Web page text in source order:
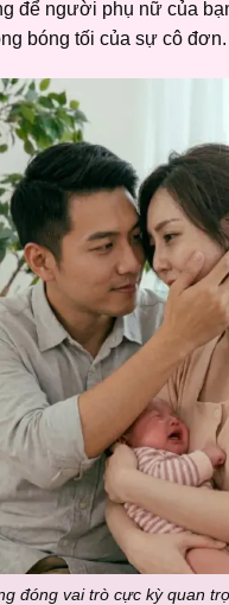
để người phụ nữ của
bóng tối của sự cô đơn.
đóng vai trò cực kỳ quan